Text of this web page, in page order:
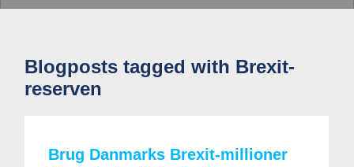
Blogposts tagged with Brexit-
reserven
Brug Danmarks Brexit-millioner